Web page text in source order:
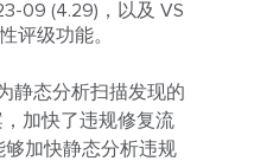
09 (4.29)，以及 VS
评级功能。
静态分析扫描发现的
加快了违规修复流
加快静态分析违规